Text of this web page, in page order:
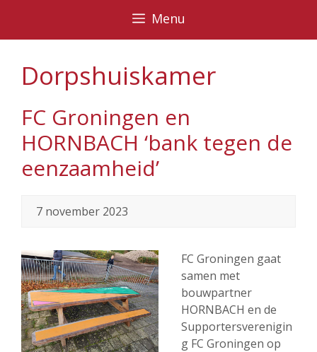
Menu
Dorpshuiskamer
FC Groningen en
HORNBACH ‘bank tegen de
eenzaamheid’
7 november 2023
FC Groningen gaat
samen met
bouwpartner
HORNBACH en de
Supportersverenigin
g FC Groningen op